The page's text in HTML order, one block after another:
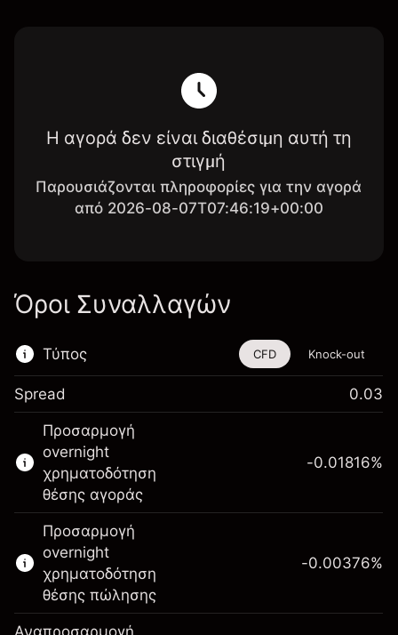
Η αγορά δεν είναι διαθέσιμη αυτή τη
στιγμή
Παρουσιάζονται πληροφορίες για την αγορά
από 2026-08-07T07:46:19+00:00
Όροι Συναλλαγών
Τύπος
Αυτό το χρηματοοικονομικό εργαλείο είναι
διαθέσιμο για διαπραγμάτευση μέσω CFDs
και Knock-outs.
Μάθετε περισσότερα σχετικά με:
CFDs
Knock-outs
CFD Knock-out
Spread 0.03
Προσαρμογή
overnight
χρηματοδότηση
θέσης αγοράς
-0.01816%
Προσαρμογή
overnight
χρηματοδότηση
θέσης πώλησης
-0.00376%
Αναπροσαρμογή